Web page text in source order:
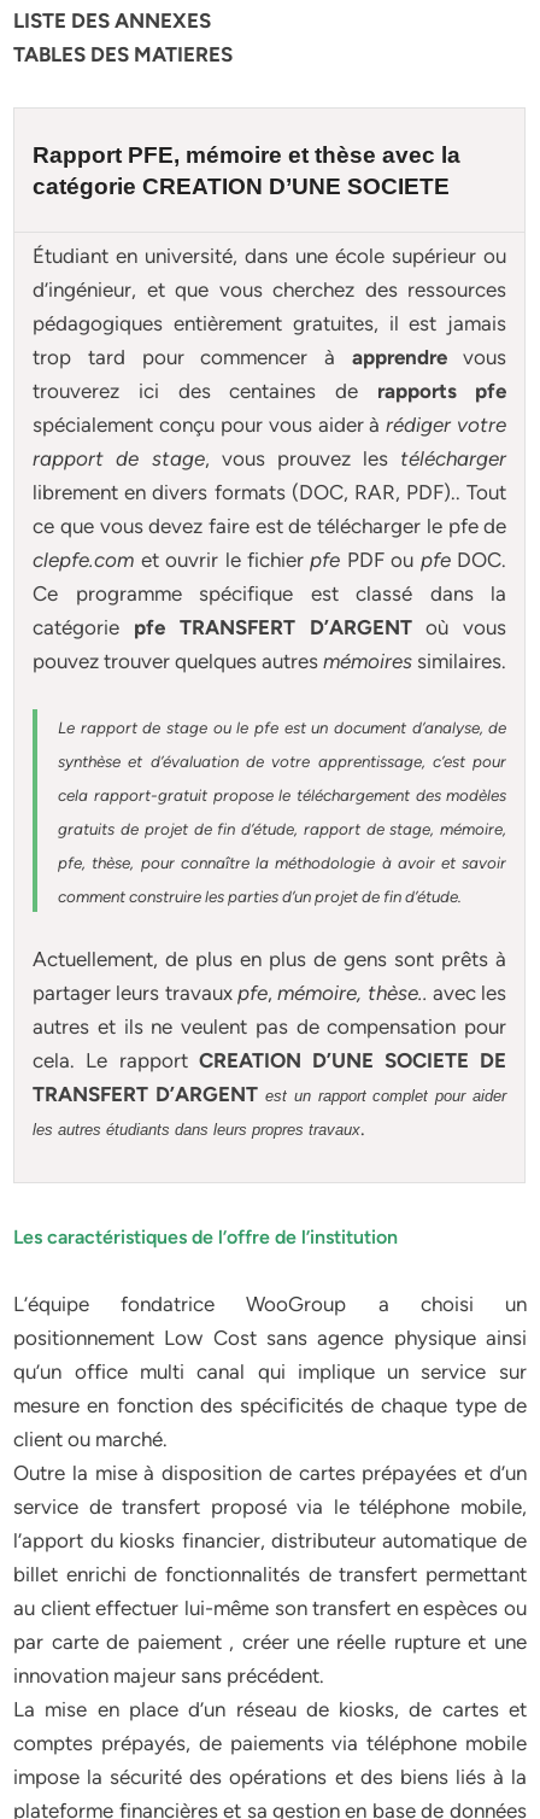
LISTE DES ANNEXES
TABLES DES MATIERES
Rapport PFE, mémoire etthèse avec la
catégorie CREATION D’UNE SOCIETE
Étudiant en université, dans une école supérieur ou
d’ingénieur, et que vous cherchez des ressources
pédagogiques entièrement gratuites, il est jamais
trop tard pour commencer à apprendrevous
trouverez ici des centaines de rapports pfe
spécialement conçu pour vous aider àrédiger votre
rapport de stage, vous prouvez les télécharger
librement en divers formats (DOC, RAR, PDF).. Tout
ce que vous devez faire est de télécharger le pfe de
clepfe.com et ouvrir le fichierpfe PDF ou pfeDOC.
Ce programme spécifique est classé dans la
catégorie pfe TRANSFERT D’ARGENToù vous
pouvez trouver quelques autresmémoires similaires.
Le rapport de stage ou le pfe est un document d’analyse, de
synthèse et d’évaluation de votre apprentissage, c’est pour
cela rapport-gratuit propose le téléchargement des modèles
gratuits de projet de fin d’étude, rapport de stage, mémoire,
pfe, thèse, pour connaître la méthodologie à avoir et savoir
comment construire les parties d’un projet de fin d’étude
Actuellement, de plus en plus de gens sont prêts à
partager leurs travauxpfe,mémoire, thèse.. avec les
autres et ils ne veulent pas de compensation pour
cela. Le rapport CREATION D’UNE SOCIETE DE
TRANSFERT D’ARGENT est un rapport complet pour aider
les autres étudiants dans leurs propres travaux.
Les caractéristiques de l’offre de l’institution
L’équipe fondatrice WooGroup a choisi un
positionnement Low Cost sans agence physique ainsi
qu’un office multi canal qui implique un service sur
mesure en fonction des spécificités de chaque type de
client ou marché.
Outre la mise à disposition de cartes prépayées et d’un
service de transfert proposé via le téléphone mobile,
l’apport du kiosks financier, distributeur automatique de
billet enrichi de fonctionnalités de transfert permettant
au client effectuer lui-même son transfert en espèces ou
par carte de paiement , créer une réelle rupture et une
innovation majeur sans précédent.
La mise en place d’un réseau de kiosks, de cartes et
comptes prépayés, de paiements via téléphone mobile
impose la sécurité des opérations et des biens liés à la
plateforme financières et sa gestion en base de données